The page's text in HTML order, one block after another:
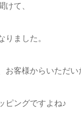
けて、
りました。
お客様からいただ
ピングですよね♪